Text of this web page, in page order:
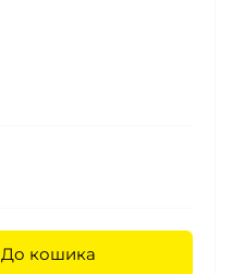
До кошика